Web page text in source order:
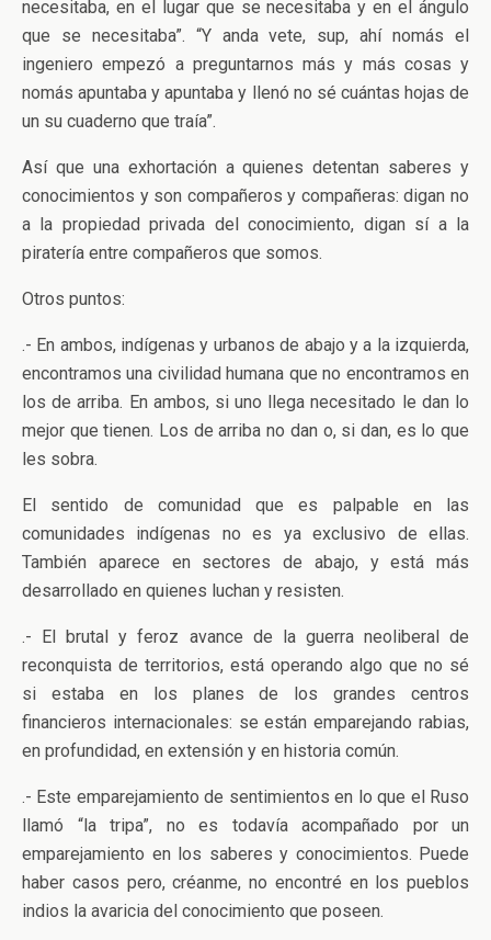
necesitaba, en el lugar que se necesitaba y en el ángulo
que se necesitaba”. “Y anda vete, sup, ahí nomás el
ingeniero empezó a preguntarnos más y más cosas y
nomás apuntaba y apuntaba y llenó no sé cuántas hojas de
un su cuaderno que traía”.
Así que una exhortación a quienes detentan saberes y
conocimientos y son compañeros y compañeras: digan no
a la propiedad privada del conocimiento, digan sí a la
piratería entre compañeros que somos.
Otros puntos:
.- En ambos, indígenas y urbanos de abajo y a la izquierda,
encontramos una civilidad humana que no encontramos en
los de arriba. En ambos, si uno llega necesitado le dan lo
mejor que tienen. Los de arriba no dan o, si dan, es lo que
les sobra.
El sentido de comunidad que es palpable en las
comunidades indígenas no es ya exclusivo de ellas.
También aparece en sectores de abajo, y está más
desarrollado en quienes luchan y resisten.
.- El brutal y feroz avance de la guerra neoliberal de
reconquista de territorios, está operando algo que no sé
si estaba en los planes de los grandes centros
financieros internacionales: se están emparejando rabias,
en profundidad, en extensión y en historia común.
.- Este emparejamiento de sentimientos en lo que el Ruso
llamó “la tripa”, no es todavía acompañado por un
emparejamiento en los saberes y conocimientos. Puede
haber casos pero, créanme, no encontré en los pueblos
indios la avaricia del conocimiento que poseen.